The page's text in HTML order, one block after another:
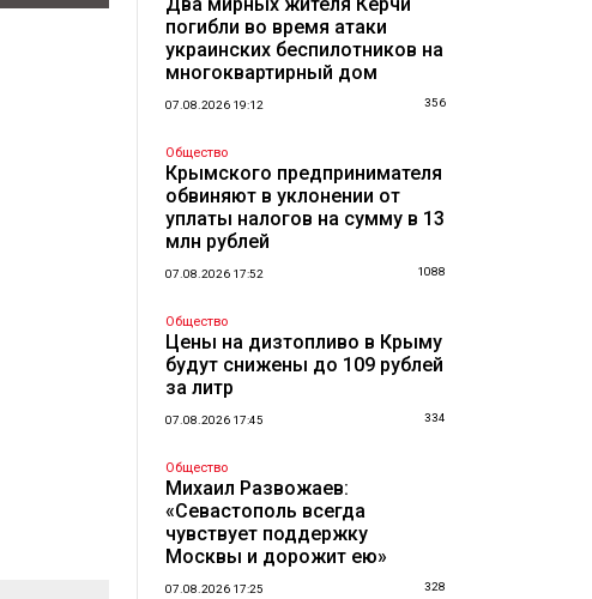
погибли во время атаки
украинских беспилотников на
многоквартирный дом
07.08.2026 19:12 356
Общество
Крымского предпринимателя
обвиняют в уклонении от
уплаты налогов на сумму в 13
млн рублей
07.08.2026 17:52 1088
Общество
Цены на дизтопливо в Крыму
будут снижены до 109 рублей
за литр
07.08.2026 17:45 334
Общество
Михаил Развожаев:
«Севастополь всегда
чувствует поддержку
Москвы и дорожит ею»
07.08.2026 17:25 328